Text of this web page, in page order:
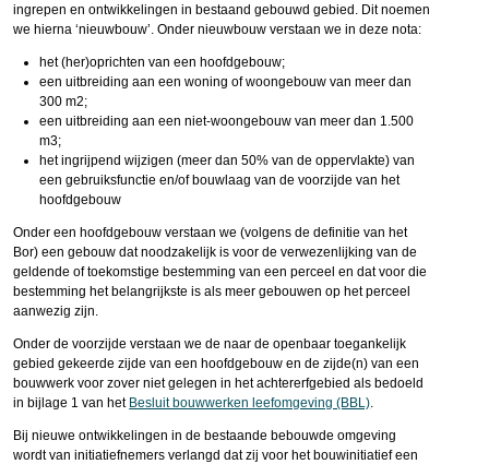
ingrepen en ontwikkelingen in bestaand gebouwd gebied. Dit noemen
we hierna ‘nieuwbouw’. Onder nieuwbouw verstaan we in deze nota:
het (her)oprichten van een hoofdgebouw;
een uitbreiding aan een woning of woongebouw van meer dan
300 m2;
een uitbreiding aan een niet-woongebouw van meer dan 1.500
m3;
het ingrijpend wijzigen (meer dan 50% van de oppervlakte) van
een gebruiksfunctie en/of bouwlaag van de voorzijde van het
hoofdgebouw
Onder een hoofdgebouw verstaan we (volgens de definitie van het
Bor) een gebouw dat noodzakelijk is voor de verwezenlijking van de
geldende of toekomstige bestemming van een perceel en dat voor die
bestemming het belangrijkste is als meer gebouwen op het perceel
aanwezig zijn.
Onder de voorzijde verstaan we de naar de openbaar toegankelijk
gebied gekeerde zijde van een hoofdgebouw en de zijde(n) van een
bouwwerk voor zover niet gelegen in het achtererfgebied als bedoeld
in bijlage 1 van het Besluit bouwwerken leefomgeving (BBL)
Bij nieuwe ontwikkelingen in de bestaande bebouwde omgeving
wordt van initiatiefnemers verlangd dat zij voor het bouwinitiatief een